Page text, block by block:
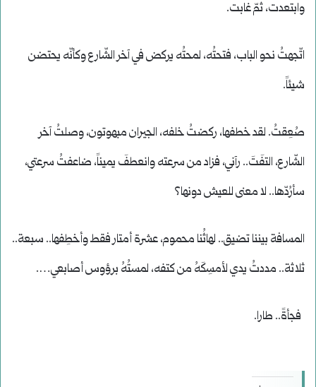
وابتعدت، ثمّ غابت.
اتّجهتُ نحو الباب، فتحتُه، لمحتُه يركض في آخر الشّارع وكأنّه يحتضن
شيئاً.
صُعِقتُ. لقد خطفها، ركضتُ خلفه، الجيران مبهوتون، وصلتُ آخر
الشّارع، التفَتَ.. رآني، فزاد من سرعته وانعطفَ يميناً، ضاعفتُ سرعتي،
سأرُدّها.. لا معنى للعيش دونها؟
المسافة بيننا تضيق.. لهاثُنا محموم، عشرة أمتار فقط وأخطِفها.. سبعة..
ثلاثة.. مددتُ يدي لأمسِكَهُ من كتفه، لمستُهُ برؤوس أصابعي….
فجأةً.. طارا.